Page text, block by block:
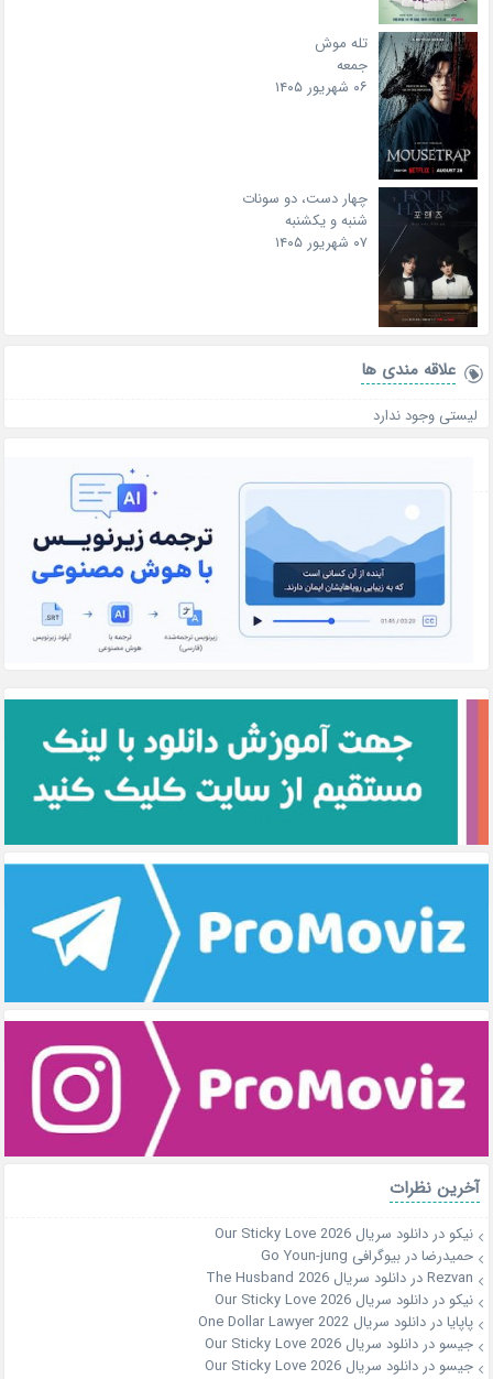
تله موش
جمعه
۰۶ شهریور ۱۴۰۵
چهار دست، دو سونات
شنبه و یکشنبه
۰۷ شهریور ۱۴۰۵
علاقه‌ مندی ها
لیستی وجود ندارد
آخرین نظرات
نیکو دردانلود سریال Our Sticky Love 2026
حمیدرضادربیوگرافی Go Youn-jung
Rezvanدردانلود سریال The Husband 2026
نیکو دردانلود سریال Our Sticky Love 2026
پاپایادردانلود سریال One Dollar Lawyer 2022
جیسو دردانلود سریال Our Sticky Love 2026
جیسو دردانلود سریال Our Sticky Love 2026